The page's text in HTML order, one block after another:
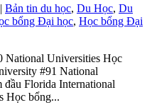
| Bản tin du học, Du Học, Du
bổng Đại học, Học bổng Đại
National Universities Học
#91 National
Florida International
Học bổng...